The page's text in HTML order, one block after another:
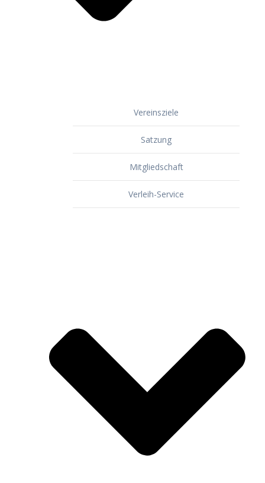
Vereinsziele
Satzung
Mitgliedschaft
Verleih-Service